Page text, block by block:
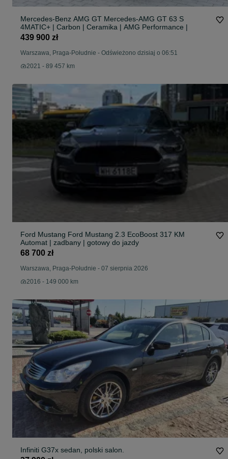
Mercedes-Benz AMG GT Mercedes-AMG GT 63 S
4MATIC+ | Carbon | Ceramika | AMG Performance |
439 900 zł
Warszawa, Praga-Południe - Odświeżono dzisiaj o 06:51
2021 - 89 457 km
Ford Mustang Ford Mustang 2.3 EcoBoost 317 KM
Automat | zadbany | gotowy do jazdy
68 700 zł
Warszawa, Praga-Południe - 07 sierpnia 2026
2016 - 149 000 km
Infiniti G37x sedan, polski salon.